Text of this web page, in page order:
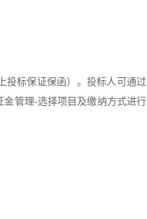
投标保证保函）。投标人可通过
金管理-选择项目及缴纳方式进行